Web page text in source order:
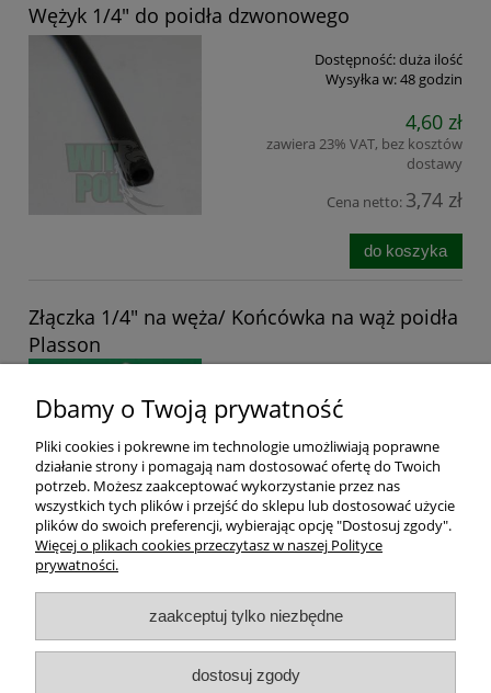
Wężyk 1/4" do poidła dzwonowego
Dostępność:duża ilość
Wysyłka w:48 godzin
4,60 zł
zawiera 23% VAT, bez kosztów
dostawy
Cena netto: 3,74 zł
do koszyka
Złączka 1/4" na węża/ Końcówka na wąż poidła
Plasson
Wysyłka w:
5,00 zł
zawiera 23% VAT, bez kosztów
Cena netto:4,07 zł
Dostawa i koszt transportu
Dbamy o Twoją prywatność
Pliki cookies i pokrewne im technologie umożliwiają poprawne
działanie strony i pomagają nam dostosować ofertę do Twoich
potrzeb. Możesz zaakceptować wykorzystanie przez nas
wszystkich tych plików i przejść do sklepu lub dostosować użycie
plików do swoich preferencji, wybierając opcję "Dostosuj zgody".
Więcej o plikach cookies przeczytasz w naszej Polityce
prywatności.
zaakceptuj tylko niezbędne
dostosuj zgody